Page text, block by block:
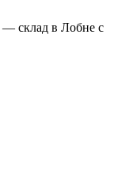
— склад в Лобне с